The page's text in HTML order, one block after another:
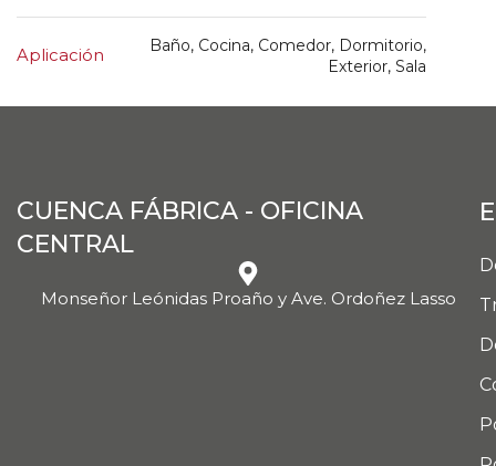
Aplicación
Baño, Cocina, Comedor, Dormitorio,
Exterior, Sala
CUENCA FÁBRICA - OFICINA
CENTRAL
Monseñor Leónidas Proaño y Ave. Ordoñez Lasso